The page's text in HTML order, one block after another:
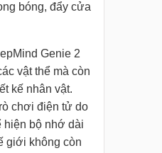
bóng, đẩy cửa
Genie 2
vật thể mà còn
kế nhân vật.
chơi điện tử do
hiện bộ nhớ dài
giới không còn